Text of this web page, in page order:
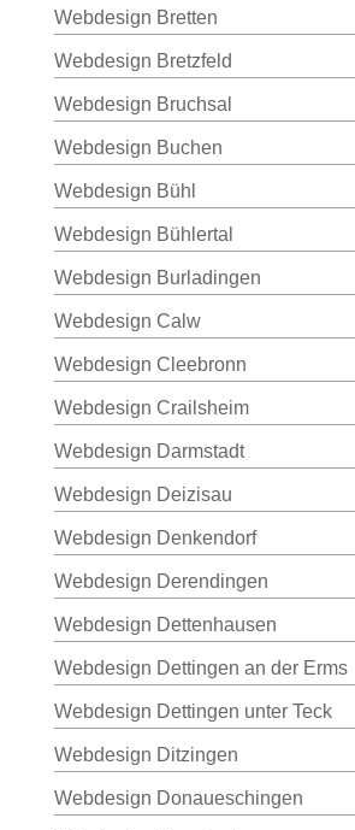
Webdesign Bretten
Webdesign Bretzfeld
Webdesign Bruchsal
Webdesign Buchen
Webdesign Bühl
Webdesign Bühlertal
Webdesign Burladingen
Webdesign Calw
Webdesign Cleebronn
Webdesign Crailsheim
Webdesign Darmstadt
Webdesign Deizisau
Webdesign Denkendorf
Webdesign Derendingen
Webdesign Dettenhausen
Webdesign Dettingen an der Erms
Webdesign Dettingen unter Teck
Webdesign Ditzingen
Webdesign Donaueschingen